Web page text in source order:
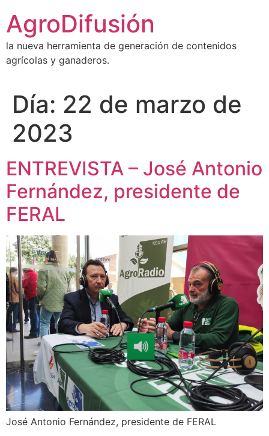
contenido
AgroDifusión
la nueva herramienta de generación de contenidos
agrícolas y ganaderos.
Día: 22 de marzo de
2023
ENTREVISTA – José Antonio
Fernández, presidente de
FERAL
José Antonio Fernández, presidente de FERAL